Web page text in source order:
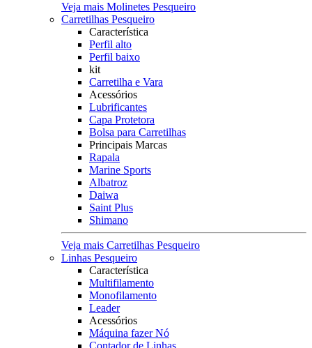
Veja mais Molinetes Pesqueiro
Carretilhas Pesqueiro
Característica
Perfil alto
Perfil baixo
kit
Carretilha e Vara
Acessórios
Lubrificantes
Capa Protetora
Bolsa para Carretilhas
Principais Marcas
Rapala
Marine Sports
Albatroz
Daiwa
Saint Plus
Shimano
Veja mais Carretilhas Pesqueiro
Linhas Pesqueiro
Característica
Multifilamento
Monofilamento
Leader
Acessórios
Máquina fazer Nó
Contador de Linhas